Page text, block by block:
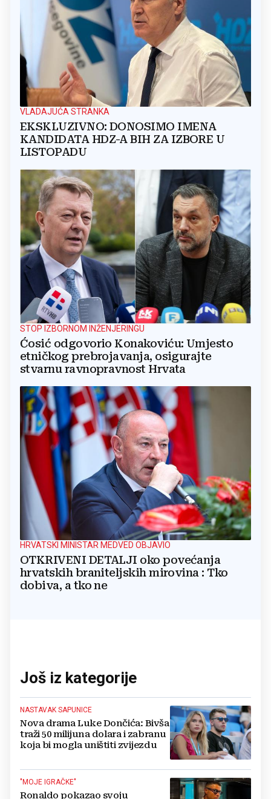
VLADAJUĆA STRANKA
EKSKLUZIVNO: DONOSIMO IMENA
KANDIDATA HDZ-A BIH ZA IZBORE U
LISTOPADU
STOP IZBORNOM INŽENJERINGU
Ćosić odgovorio Konakoviću: Umjesto
etničkog prebrojavanja, osigurajte
stvarnu ravnopravnost Hrvata
HRVATSKI MINISTAR MEDVED OBJAVIO
OTKRIVENI DETALJI oko povećanja
hrvatskih braniteljskih mirovina : Tko
dobiva, a tko ne
Još iz kategorije
NASTAVAK SAPUNICE
Nova drama Luke Dončića: Bivša
traži 50 milijuna dolara i zabranu
koja bi mogla uništiti zvijezdu
"MOJE IGRAČKE"
Ronaldo pokazao svoju